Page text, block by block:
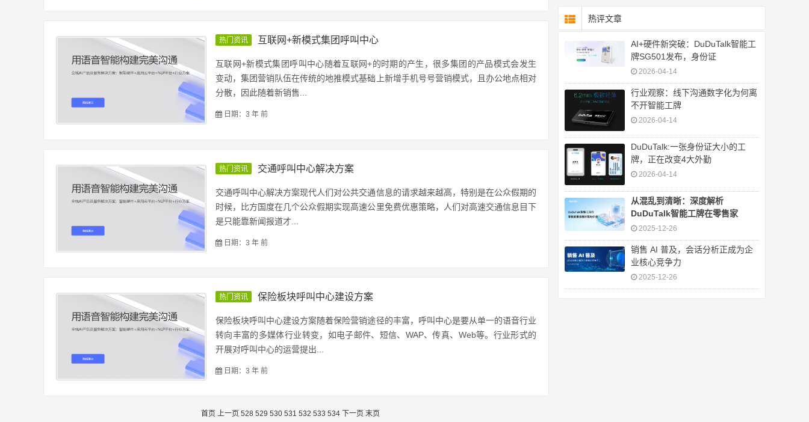
热门资讯 互联网+新模式集团呼叫中心
互联网+新模式集团呼叫中心随着互联网+的时期的产生，很多集团的产品模式会发生
变动，集团营销队伍在传统的地推模式基础上新增手机号号营销模式，且办公地点相对
分散，因此随着新销售...
日期：3 年 前
热门资讯 交通呼叫中心解决方案
交通呼叫中心解决方案现代人们对公共交通信息的请求越来越高，特别是在公众假期的
时候，比方国度在几个公众假期实现高速公里免费优惠策略，人们对高速交通信息目下
是只能靠新闻报道才...
日期：3 年 前
热门资讯 保险板块呼叫中心建设方案
保险板块呼叫中心建设方案随着保险营销途径的丰富，呼叫中心是要从单一的语音行业
转向丰富的多媒体行业转变，如电子邮件、短信、WAP、传真、Web等。行业形式的
开展对呼叫中心的运营提出...
日期：3 年 前
首页 上一页 528 529 530531 532 533 534 下一页 末页
热评文章
AI+硬件新突破：DuDuTalk智能工
牌SG501发布，身份证
2026-04-14
行业观察：线下沟通数字化为何离
不开智能工牌
2026-04-14
DuDuTalk:一张身份证大小的工
牌，正在改变4大外勤
2026-04-14
从混乱到清晰：深度解析
DuDuTalk智能工牌在零售家
2025-12-26
销售 AI 普及，会话分析正成为企
业核心竞争力
2025-12-26